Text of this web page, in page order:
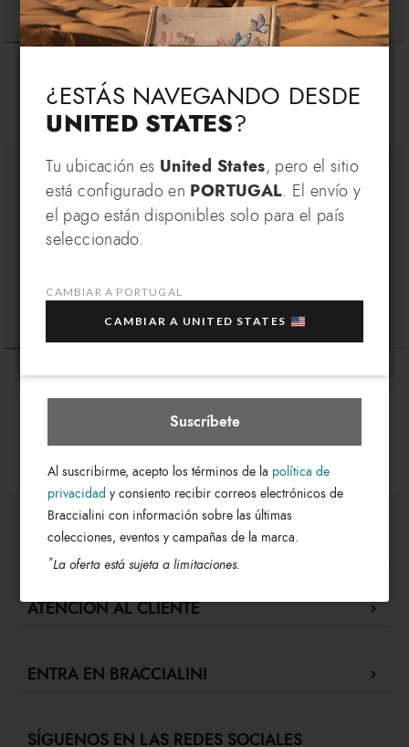
€ 64 € 54
€ 64 € 54
SITIO WEB
Localizador de tiendas
Green for fashion
Gift Card Braccialini
ATENCIÓN AL CLIENTE
Seguimiento de tu pedido / Hacer una devolución
ENTRA EN BRACCIALINI
Retail concept
SÍGUENOS EN LAS REDES SOCIALES
Idioma & Envío
Cambiar idioma
¿A qué país quieres enviar?
Seleccionar boutique Portugal
REGÍSTRATE Y RECIBE UNA
VENTAJA EXCLUSIVA
Suscríbete a nuestra newsletter y consigue un
Suscríbete
Al suscribirme, acepto los términos de la política de
privacidad y consiento recibir correos electrónicos de
Braccialini con información sobre las últimas
colecciones, eventos y campañas de la marca.
*La oferta está sujeta a limitaciones.
¿ESTÁS NAVEGANDO DESDE
UNITED STATES?
Tu ubicación es United States, pero el sitio
está configurado en PORTUGAL. El envío y
el pago están disponibles solo para el país
seleccionado.
CAMBIAR A PORTUGAL
CAMBIAR A UNITED STATES